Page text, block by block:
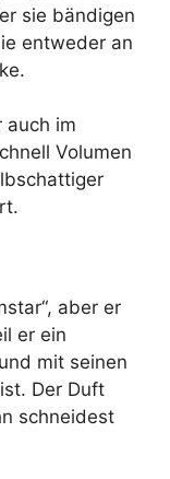
sie bändigen
entweder an
auch im
Volumen
aber er
er ein
mit seinen
Der Duft
schneidest